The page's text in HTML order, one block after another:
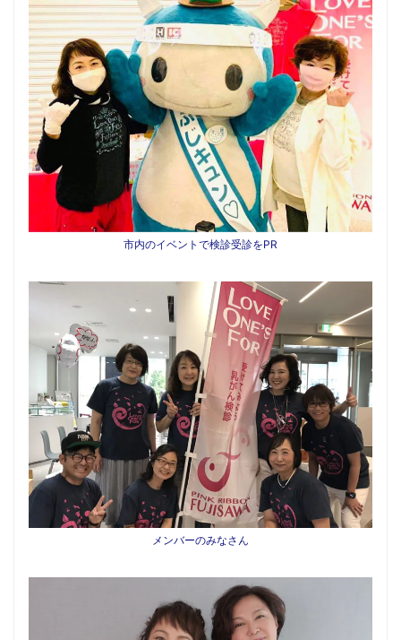
市内のイベントで検診受診をPR
メンバーのみなさん